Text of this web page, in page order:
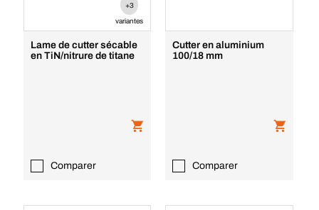
+3
variantes
Lame de cutter sécable
en TiN/nitrure de titane
Comparer
Cutter en aluminium
100/18 mm
Comparer